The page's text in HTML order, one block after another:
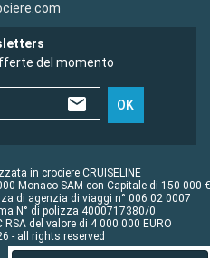
del momento
OK
in crociere CRUISELINE
Monaco SAM con Capitale di 150 000 €
di agenzia di viaggi n° 006 02 0007
N° di polizza 4000717380/0
del valore di 4 000 000 EURO
- all rights reserved